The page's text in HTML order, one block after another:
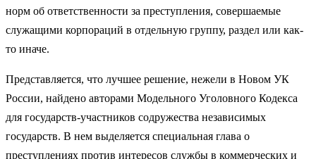
норм об ответственности за преступления, совершаемые
служащими корпораций в отдельную группу, раздел или как-
то иначе.
Представляется, что лучшее решение, нежели в Новом УК
России, найдено авторами Модельного Уголовного Кодекса
для государств-участников содружества независимых
государств. В нем выделяется специальная глава о
преступлениях против интересов службы в коммерческих и